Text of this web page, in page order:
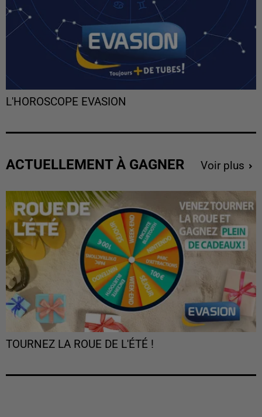
L'HOROSCOPE EVASION
ACTUELLEMENT À GAGNER Voir plus
TOURNEZ LA ROUE DE L'ÉTÉ !